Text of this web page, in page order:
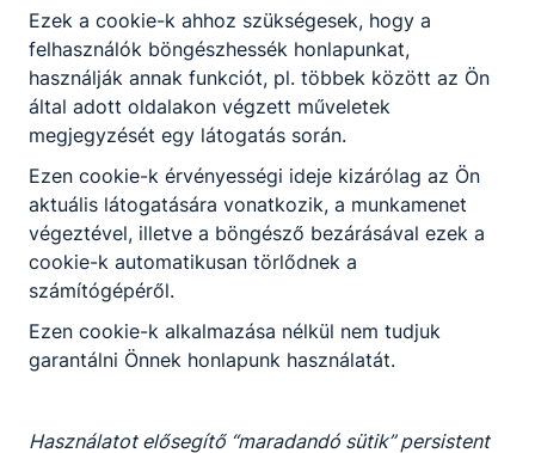
Ezek a cookie-k ahhoz szükségesek, hogy a
felhasználók böngészhessék honlapunkat,
használják annak funkciót, pl. többek között az Ön
által adott oldalakon végzett műveletek
megjegyzését egy látogatás során.
Ezen cookie-k érvényességi ideje kizárólag az Ön
aktuális látogatására vonatkozik, a munkamenet
végeztével, illetve a böngésző bezárásával ezek a
cookie-k automatikusan törlődnek a
számítógépéről.
Ezen cookie-k alkalmazása nélkül nem tudjuk
garantálni Önnek honlapunk használatát.
Használatot elősegítő “maradandó sütik” persistent